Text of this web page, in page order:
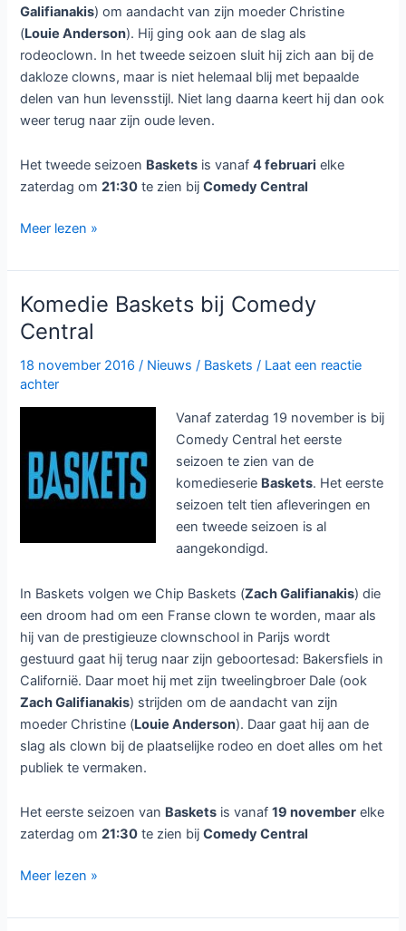
Galifianakis) om aandacht van zijn moeder Christine
(Louie Anderson). Hij ging ook aan de slag als
rodeoclown. In het tweede seizoen sluit hij zich aan bij de
dakloze clowns, maar is niet helemaal blij met bepaalde
delen van hun levensstijl. Niet lang daarna keert hij dan ook
weer terug naar zijn oude leven.
Het tweede seizoen Baskets is vanaf4 februari elke
zaterdag om21:30 te zien bijComedy Central
Baskets
2
bij
Comedy
Central
Meer lezen »
Komedie Baskets bij Comedy
Central
18 november 2016 / Nieuws / Baskets / Laat een reactie
achter
Vanaf zaterdag 19 november is bij
Comedy Central het eerste
seizoen te zien van de
komedieserie Baskets. Het eerste
seizoen telt tien afleveringen en
een tweede seizoen is al
aangekondigd.
In Baskets volgen we Chip Baskets (Zach Galifianakis) die
een droom had om een Franse clown te worden, maar als
hij van de prestigieuze clownschool in Parijs wordt
gestuurd gaat hij terug naar zijn geboortesad: Bakersfiels in
Californië. Daar moet hij met zijn tweelingbroer Dale (ook
Zach Galifianakis) strijden om de aandacht van zijn
moeder Christine (Louie Anderson). Daar gaat hij aan de
slag als clown bij de plaatselijke rodeo en doet alles om het
publiek te vermaken.
Het eerste seizoen van Baskets is vanaf19 november elke
zaterdag om21:30 te zien bijComedy Central
Komedie
bij
Meer lezen »